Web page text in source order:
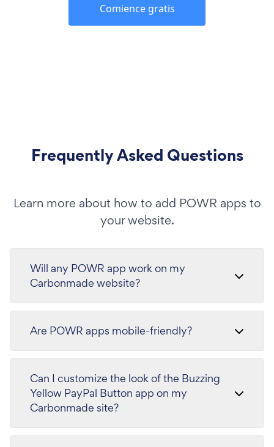
Comience gratis
Frequently Asked Questions
Learn more about how to add POWR apps to
your website.
Will any POWR app work on my
Carbonmade website?
Are POWR apps mobile-friendly?
Can I customize the look of the Buzzing
Yellow PayPal Button app on my
Carbonmade site?